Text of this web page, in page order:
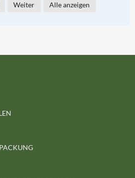
Weiter Alle anzeigen